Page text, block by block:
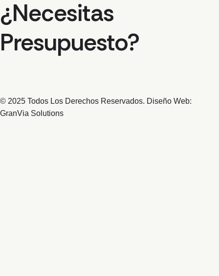
¿Necesitas
Presupuesto?
© 2025 Todos Los Derechos Reservados. Diseño Web:
GranVia Solutions